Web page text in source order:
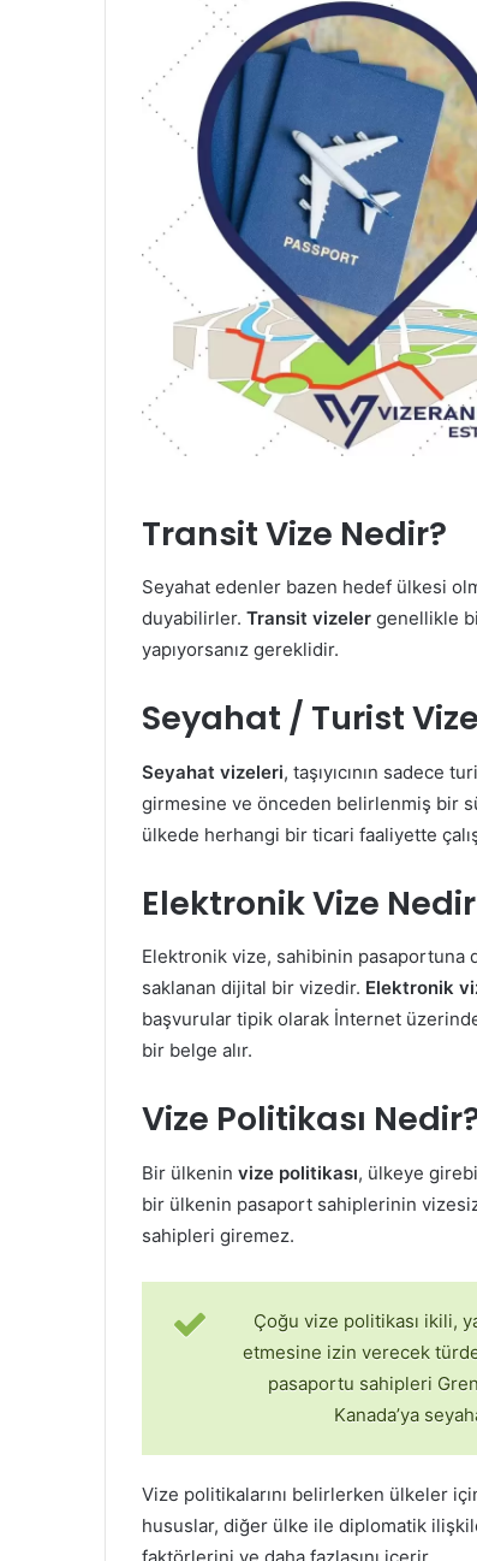
Transit Vize Nedir?
Seyahat edenler bazen hedef ülkesi
duyabilirler. Transit vizeler genellikle
yapıyorsanız gereklidir.
Seyahat / Turist
Seyahat vizeleri, taşıyıcının sadece
girmesine ve önceden belirlenmiş bir
ülkede herhangi bir ticari faaliyette
Elektronik Vize
Elektronik vize, sahibinin pasaportuna
saklanan dijital bir vizedir. Elektronik
başvurular tipik olarak İnternet
bir belge alır.
Vize Politikası
Bir ülkenin vize politikası, ülkeye
bir ülkenin pasaport sahiplerinin
sahipleri giremez.
Çoğu vize politikası ikili,
etmesine izin verecek
pasaportu sahipleri
Kanada’ya
Vize politikalarını belirlerken ülkeler
hususlar, diğer ülke ile diplomatik